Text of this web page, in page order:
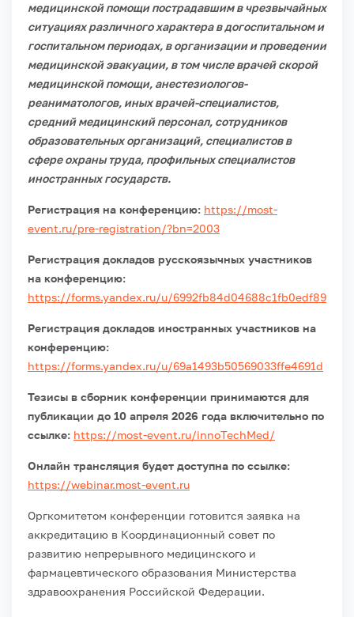
медицинской помощи пострадавшим в чрезвычайных
ситуациях различного характера в догоспитальном и
госпитальном периодах, в организации и проведении
медицинской эвакуации, в том числе врачей скорой
медицинской помощи, анестезиологов-
реаниматологов, иных врачей-специалистов,
средний медицинский персонал, сотрудников
образовательных организаций, специалистов в
сфере охраны труда, профильных специалистов
иностранных государств.
Регистрация на конференцию: https://most-
event.ru/pre-registration/?bn=2003
Регистрация докладов русскоязычных участников
на конференцию:
https://forms.yandex.ru/u/6992fb84d04688c1fb0edf89
Регистрация докладов иностранных участников на
конференцию:
https://forms.yandex.ru/u/69a1493b50569033ffe4691d
Тезисы в сборник конференции принимаются для
публикации до 10 апреля 2026 года включительно по
ссылке: https://most-event.ru/innoTechMed/
Онлайн трансляция будет доступна по ссылке:
https://webinar.most-event.ru
Оргкомитетом конференции готовится заявка на
аккредитацию в Координационный совет по
развитию непрерывного медицинского и
фармацевтического образования Министерства
здравоохранения Российской Федерации.